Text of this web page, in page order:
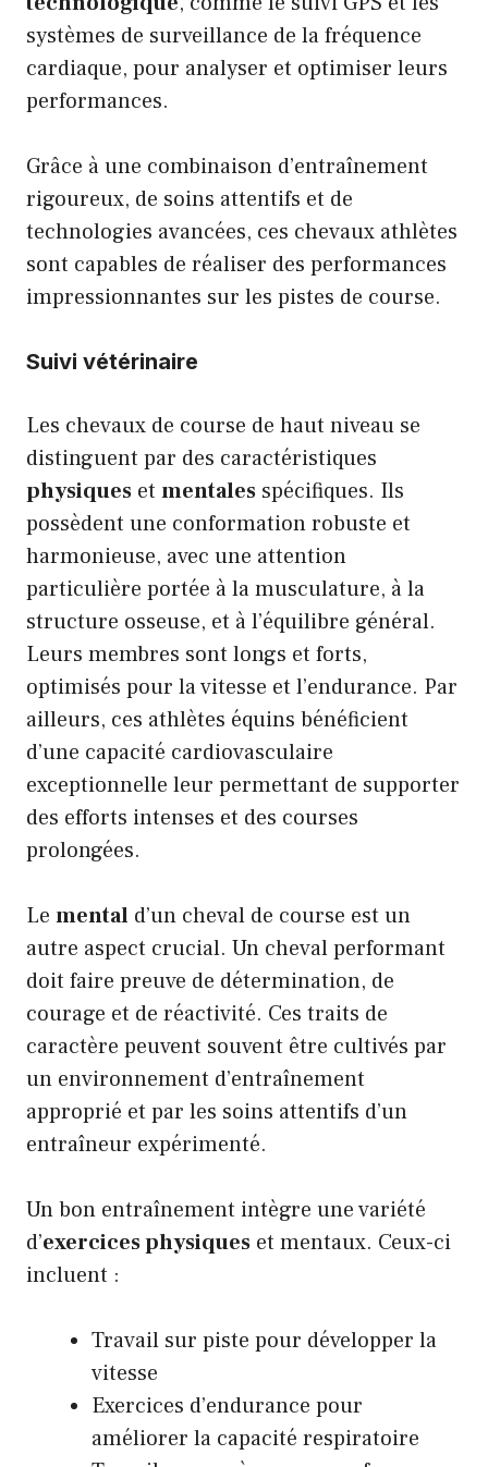
systèmes de surveillance de la fréquence
cardiaque, pour analyser et optimiser leurs
performances.
Grâce à une combinaison d’entraînement
rigoureux, de soins attentifs et de
technologies avancées, ces chevaux athlètes
sont capables de réaliser des performances
impressionnantes sur les pistes de course.
Suivi vétérinaire
Les chevaux de course de haut niveau se
distinguent par des caractéristiques
physiques et mentales spécifiques. Ils
possèdent une conformation robuste et
harmonieuse, avec une attention
particulière portée à la musculature, à la
structure osseuse, et à l’équilibre général.
Leurs membres sont longs et forts,
optimisés pour la vitesse et l’endurance. Par
ailleurs, ces athlètes équins bénéficient
d’une capacité cardiovasculaire
exceptionnelle leur permettant de supporter
des efforts intenses et des courses
prolongées.
Le mental d’un cheval de course est un
autre aspect crucial. Un cheval performant
doit faire preuve de détermination, de
courage et de réactivité. Ces traits de
caractère peuvent souvent être cultivés par
un environnement d’entraînement
approprié et par les soins attentifs d’un
entraîneur expérimenté.
Un bon entraînement intègre une variété
d’exercices physiques et mentaux. Ceux-ci
incluent :
Travail sur piste pour développer la
vitesse
Exercices d’endurance pour
améliorer la capacité respiratoire